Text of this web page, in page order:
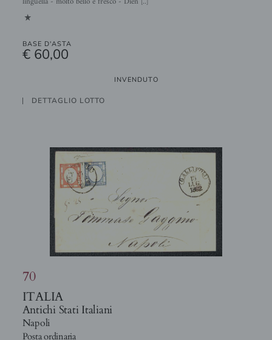
1
BASE D'ASTA
€ 60,00
INVENDUTO
DETTAGLIO LOTTO
70
ITALIA
Antichi Stati Italiani
Napoli
Posta ordinaria